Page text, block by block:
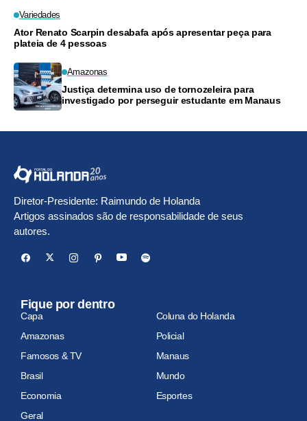
Variedades
Ator Renato Scarpin desabafa após apresentar peça para
plateia de 4 pessoas
Amazonas
Justiça determina uso de tornozeleira para
investigado por perseguir estudante em Manaus
Diretor-Presidente: Raimundo de Holanda
Artigos assinados são de responsabilidade de seus
autores.
Fique por dentro
Capa
Coluna do Holanda
Amazonas
Policial
Famosos & TV
Manaus
Brasil
Mundo
Economia
Esportes
Geral